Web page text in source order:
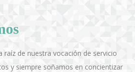
raíz de nuestra vocación de servicio
y siempre soñamos en concientizar